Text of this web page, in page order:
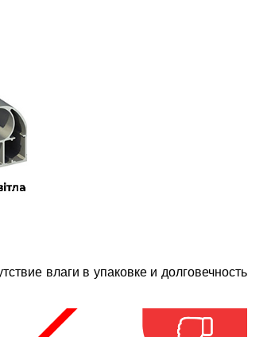
влаги в упаковке и долговечность